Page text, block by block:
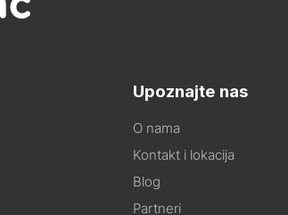
Upoznajte nas
O nama
Kontakt i lokacija
Blog
Partneri